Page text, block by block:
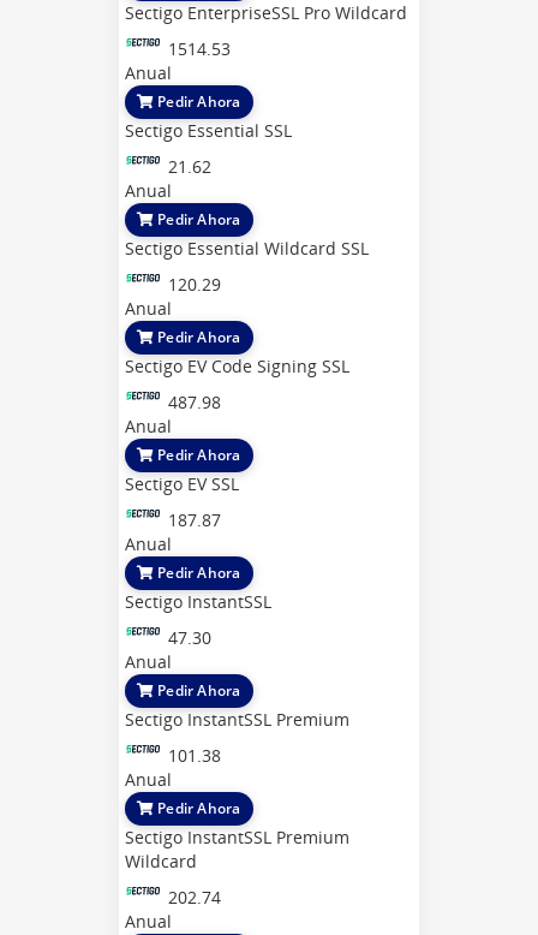
Sectigo EnterpriseSSL Pro Wildcard
1514.53
Anual
Pedir Ahora
Sectigo Essential SSL
21.62
Anual
Pedir Ahora
Sectigo Essential Wildcard SSL
120.29
Anual
Pedir Ahora
Sectigo EV Code Signing SSL
487.98
Anual
Pedir Ahora
Sectigo EV SSL
187.87
Anual
Pedir Ahora
Sectigo InstantSSL
47.30
Anual
Pedir Ahora
Sectigo InstantSSL Premium
101.38
Anual
Pedir Ahora
Sectigo InstantSSL Premium
Wildcard
202.74
Anual